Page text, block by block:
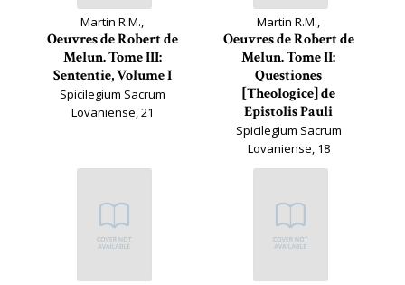
Martin R.M.,
Oeuvres de Robert de
Melun. Tome III:
Sententie, Volume I
Spicilegium Sacrum
Lovaniense, 21
Martin R.M.,
Oeuvres de Robert de
Melun. Tome II:
Questiones
[Theologice] de
Epistolis Pauli
Spicilegium Sacrum
Lovaniense, 18